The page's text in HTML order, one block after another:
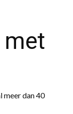
met
meer dan 40